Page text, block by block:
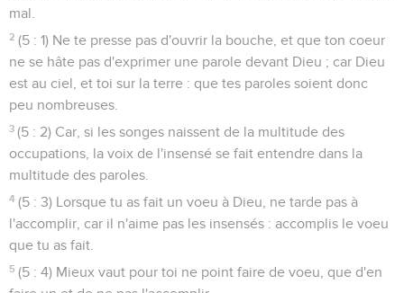
mal.
2 (5 : 1) Ne te presse pas d'ouvrir la bouche, et que ton coeur
ne se hâte pas d'exprimer une parole devant Dieu ; car Dieu
est au ciel, et toi sur la terre : que tes paroles soient donc
peu nombreuses.
3 (5 : 2) Car, si les songes naissent de la multitude des
occupations, la voix de l'insensé se fait entendre dans la
multitude des paroles.
4 (5 : 3) Lorsque tu as fait un voeu à Dieu, ne tarde pas à
l'accomplir, car il n'aime pas les insensés : accomplis le voeu
que tu as fait.
5 (5 : 4) Mieux vaut pour toi ne point faire de voeu, que d'en